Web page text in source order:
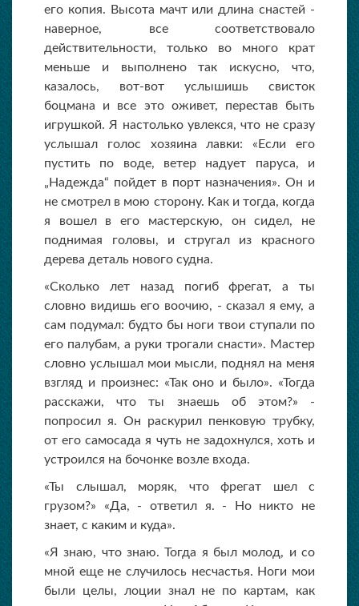
его копия. Высота мачт или длина снастей -
наверное, все соответствовало
действительности, только во много крат
меньше и выполнено так искусно, что,
казалось, вот-вот услышишь свисток
боцмана и все это оживет, перестав быть
игрушкой. Я настолько увлекся, что не сразу
услышал голос хозяина лавки: «Если его
пустить по воде, ветер надует паруса, и
„Надежда“ пойдет в порт назначения». Он и
не смотрел в мою сторону. Как и тогда, когда
я вошел в его мастерскую, он сидел, не
поднимая головы, и стругал из красного
дерева деталь нового судна.
«Сколько лет назад погиб фрегат, а ты
словно видишь его воочию, - сказал я ему, а
сам подумал: будто бы ноги твои ступали по
его палубам, а руки трогали снасти». Мастер
словно услышал мои мысли, поднял на меня
взгляд и произнес: «Так оно и было». «Тогда
расскажи, что ты знаешь об этом?» -
попросил я. Он раскурил пенковую трубку,
от его самосада я чуть не задохнулся, хоть и
устроился на бочонке возле входа.
«Ты слышал, моряк, что фрегат шел с
грузом?» «Да, - ответил я. - Но никто не
знает, с каким и куда».
«Я знаю, что знаю. Тогда я был молод, и со
мной еще не случилось несчастья. Ноги мои
были целы, лоции знал не по картам, как